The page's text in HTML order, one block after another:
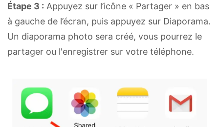
Étape 3 : Appuyez sur l’icône « Partager » en bas
à gauche de l’écran, puis appuyez sur Diaporama.
Un diaporama photo sera créé, vous pourrez le
partager ou l'enregistrer sur votre téléphone.